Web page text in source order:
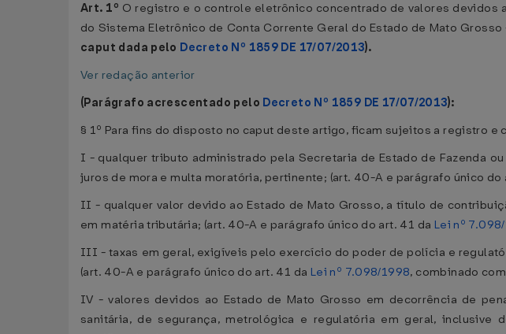
Art. 1º O registro e o controle eletrônico concentrado de valores devidos
do Sistema Eletrônico de Conta Corrente Geral do Estado de Mato
caput dada pelo Decreto Nº 1859 DE 17/07/2013).
Ver redação anterior
(Parágrafo acrescentado pelo Decreto Nº 1859 DE 17/07/2013):
§ 1º Para fins do disposto no caput deste artigo, ficam sujeitos a registro e
I - qualquer tributo administrado pela Secretaria de Estado de Fazenda
juros de mora e multa moratória, pertinente; (art. 40-A e parágrafo único do
II - qualquer valor devido ao Estado de Mato Grosso, a título de
em matéria tributária; (art. 40-A e parágrafo único do art. 41 da Lei nº
III - taxas em geral, exigíveis pelo exercício do poder de polícia e
(art. 40-A e parágrafo único do art. 41 da Lei nº 7.098/1998, combinado
IV - valores devidos ao Estado de Mato Grosso em decorrência de
sanitária, de segurança, metrológica e regulatória em geral,